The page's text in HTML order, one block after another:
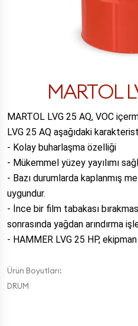
MARTOL
MARTOL LVG 25 AQ, VOC
LVG 25 AQ aşağıdaki
- Kolay buharlaşma özelliği
- Mükemmel yüzey yayılımı
- Bazı durumlarda kaplanmış
uygundur.
- İnce bir film tabakası
sonrasında yağdan arındırma
- HAMMER LVG 25 HP,
Ürün Boyutları:
DRUM